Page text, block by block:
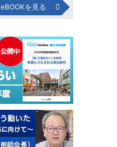
eBOOKを見る